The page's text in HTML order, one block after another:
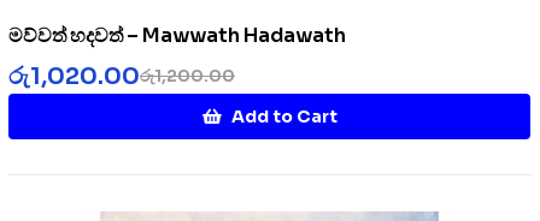
මව්වත් හදවත් – Mawwath Hadawath
රු1,200.00
රු1,020.00
Add to Cart